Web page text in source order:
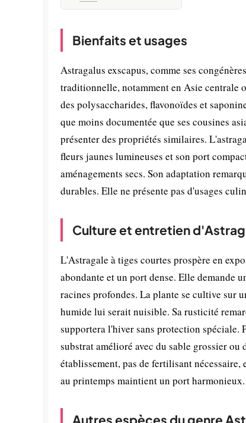
Bienfaits et usages
Astragalus exscapus, comme ses
traditionnelle, notamment en Asie centrale
des polysaccharides, flavonoïdes et
que moins documentée que ses cousines
présenter des propriétés similaires.
fleurs jaunes lumineuses et son port
aménagements secs. Son adaptation
durables. Elle ne présente pas d'usages
Culture et entretien
L'Astragale à tiges courtes prospère en
abondante et un port dense. Elle demande
racines profondes. La plante se cultive sur
humide lui serait nuisible. Sa rusticité
supportera l'hiver sans protection spéciale.
substrat amélioré avec du sable grossier
établissement, pas de fertilisant
au printemps maintient un port harmonieux.
Autres espèces du genre